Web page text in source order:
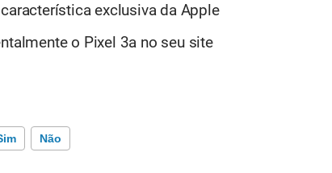
exclusiva da Apple
o Pixel 3a no seu site
Não